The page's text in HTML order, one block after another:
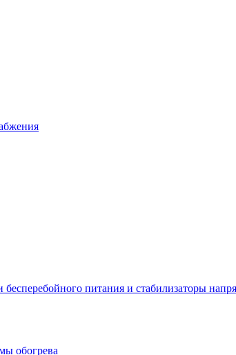
бесперебойного питания и стабилизаторы
обогрева